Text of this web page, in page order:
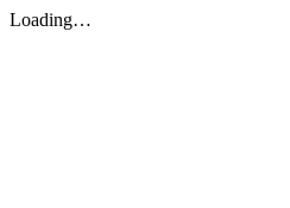
Loading…